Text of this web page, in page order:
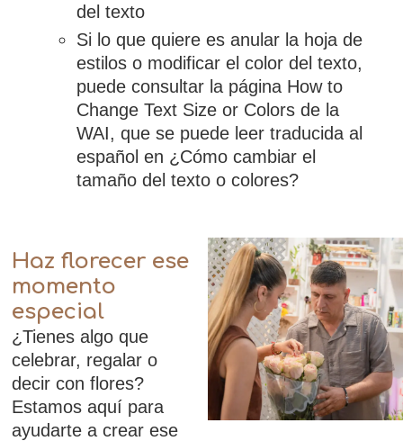
del texto
Si lo que quiere es anular la hoja de
estilos o modificar el color del texto,
puede consultar la página How to
Change Text Size or Colors de la
WAI, que se puede leer traducida al
español en ¿Cómo cambiar el
tamaño del texto o colores?
Haz florecer ese
momento
especial
¿Tienes algo que
celebrar, regalar o
decir con flores?
Estamos aquí para
ayudarte a crear ese